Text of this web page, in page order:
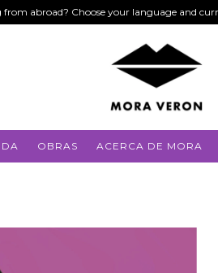
from abroad? Choose your language and
OBRAS ACERCA DE MORA